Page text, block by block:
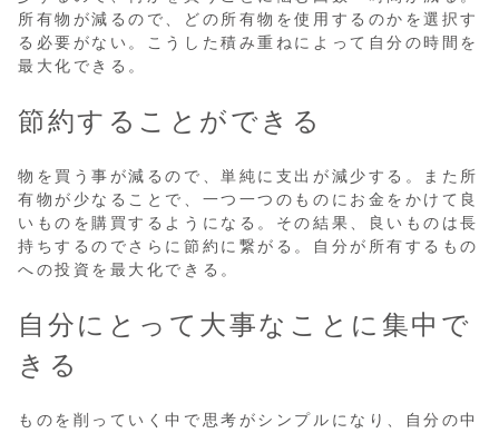
所有物が減るので、どの所有物を使用するのかを選択す
る必要がない。こうした積み重ねによって自分の時間を
最大化できる。
節約することができる
物を買う事が減るので、単純に支出が減少する。また所
有物が少なることで、一つ一つのものにお金をかけて良
いものを購買するようになる。その結果、良いものは長
持ちするのでさらに節約に繋がる。自分が所有するもの
への投資を最大化できる。
自分にとって大事なことに集中で
きる
ものを削っていく中で思考がシンプルになり、自分の中